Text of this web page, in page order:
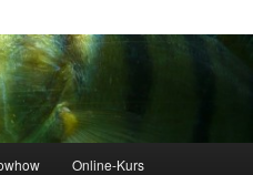
Online-Kurs